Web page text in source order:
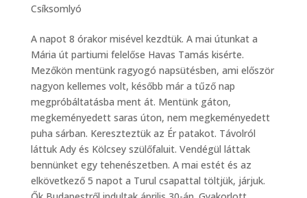
Csíksomlyó
A napot 8 órakor misével kezdtük. A mai útunkat a
Mária út partiumi felelőse Havas Tamás kisérte.
Mezőkön mentünk ragyogó napsütésben, ami először
nagyon kellemes volt, később már a tűző nap
megpróbáltatásba ment át. Mentünk gáton,
megkeményedett saras úton, nem megkeményedett
puha sárban. Kereszteztük az Ér patakot. Távolról
láttuk Ady és Kölcsey szülőfaluit. Vendégül láttak
bennünket egy tehenészetben. A mai estét és az
elkövetkező 5 napot a Turul csapattal töltjük, járjuk.